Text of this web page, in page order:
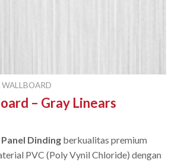
– Gray Linears
Dinding berkualitas premium
PVC (Poly Vynil Chloride) dengan